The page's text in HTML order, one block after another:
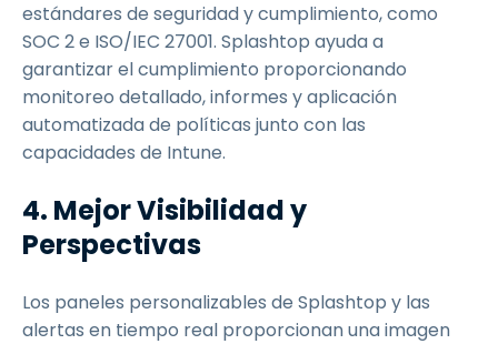
estándares de seguridad y cumplimiento, como
SOC 2 e ISO/IEC 27001. Splashtop ayuda a
garantizar el cumplimiento proporcionando
monitoreo detallado, informes y aplicación
automatizada de políticas junto con las
capacidades de Intune.
4. Mejor Visibilidad y
Perspectivas
Los paneles personalizables de Splashtop y las
alertas en tiempo real proporcionan una imagen